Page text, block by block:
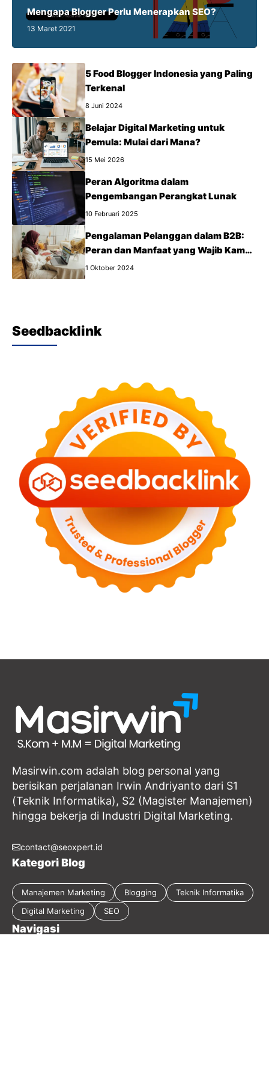
Mengapa Blogger Perlu Menerapkan SEO?
13 Maret 2021
5 Food Blogger Indonesia yang Paling
Terkenal
8 Juni 2024
Belajar Digital Marketing untuk
Pemula: Mulai dari Mana?
15 Mei 2026
Peran Algoritma dalam
Pengembangan Perangkat Lunak
10 Februari 2025
Pengalaman Pelanggan dalam B2B:
Peran dan Manfaat yang Wajib Kamu
Tahu
1 Oktober 2024
Seedbacklink
Masirwin.com adalah blog personal yang
berisikan perjalanan Irwin Andriyanto dari S1
(Teknik Informatika), S2 (Magister Manajemen)
hingga bekerja di Industri Digital Marketing.
contact@seoxpert.id
Kategori Blog
Manajemen Marketing Blogging
Teknik Informatika
Digital Marketing
SEO
Navigasi